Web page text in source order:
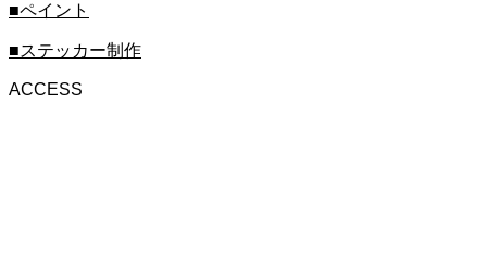
■ペイント
■ステッカー制作
ACCESS